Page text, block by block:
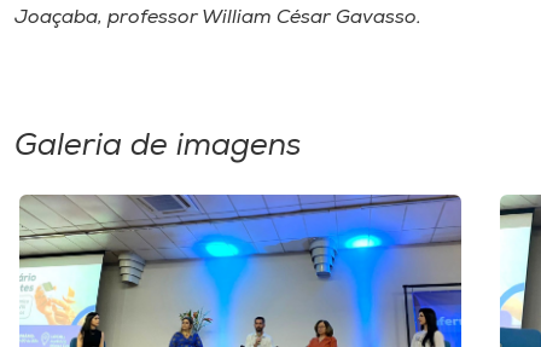
Joaçaba, professor William César Gavasso.
Galeria de imagens